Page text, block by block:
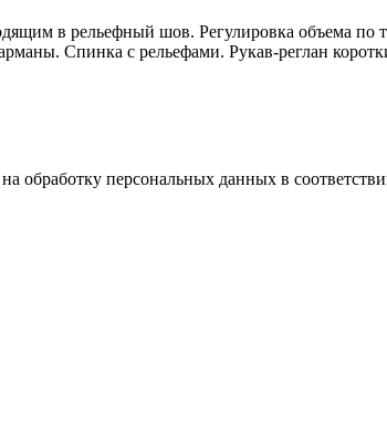
в рельефный шов. Регулировка объема по
Спинка с рельефами. Рукав-реглан
обработку персональных данных в